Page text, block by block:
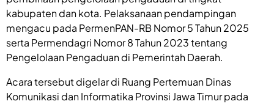
kabupaten dan kota. Pelaksanaan pendampingan
mengacu pada PermenPAN-RB Nomor 5 Tahun 2025
serta Permendagri Nomor 8 Tahun 2023 tentang
Pengelolaan Pengaduan di Pemerintah Daerah.
Acara tersebut digelar di Ruang Pertemuan Dinas
Komunikasi dan Informatika Provinsi Jawa Timur pada